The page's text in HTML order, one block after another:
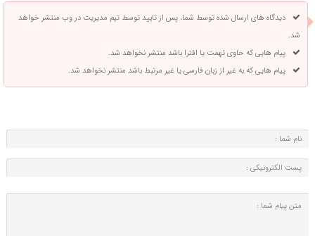
دیدگاه های ارسال شده توسط شما، پس از تایید توسط تیم مدیریت در وب منتشر خواهد
شد.
پیام هایی که حاوی تهمت یا افترا باشد منتشر نخواهد شد.
پیام هایی که به غیر از زبان فارسی یا غیر مرتبط باشد منتشر نخواهد شد.